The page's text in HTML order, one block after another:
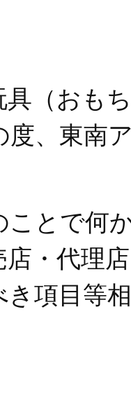
具（おも
度、東南
ことで何
店・代理
き項目等